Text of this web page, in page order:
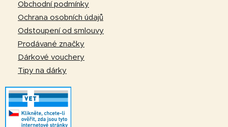
Obchodní podmínky
Ochrana osobních údajů
Odstoupení od smlouvy
Prodávané značky
Dárkové vouchery
Tipy na dárky